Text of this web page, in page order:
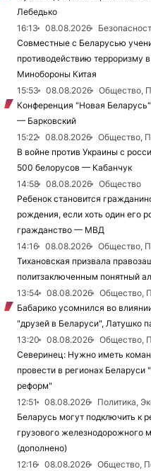
Лебедько
16:13
08.08.2026
Совместные с Беларусью
противодействию терроризму
Минобороны Китая
15:53
08.08.2026
Общество,
Конференция "Новая Беларусь"
— Барковский
15:22
08.08.2026
Общество,
В войне против Украины с
500 белорусов — Кабанчук
14:58
08.08.2026
Общество
Ребенок становится
рождения, если хоть один его
гражданство — МВД
14:16
08.08.2026
Общество,
Тихановская призвала
политзаключенным понятный
13:54
08.08.2026
Общество,
Бабарико усомнился во
"друзей в Беларуси", Латушко
13:20
08.08.2026
Общество,
Северинец: Нужно иметь
провести в регионах
реформ"
12:51
08.08.2026
Политика,
Беларусь могут подключить к
грузового
(дополнено)
12:16
08.08.2026
Общество,